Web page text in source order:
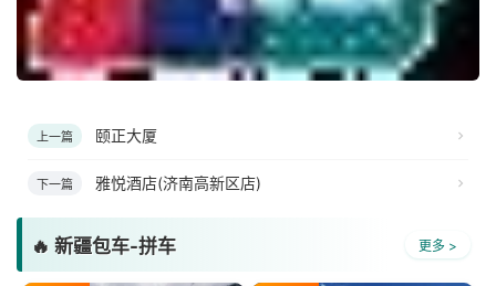
上一篇 颐正大厦
下一篇 雅悦酒店(济南高新区店)
🔥 新疆包车-拼车 更多 >